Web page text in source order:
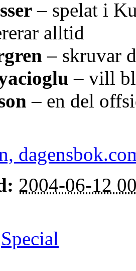
– spelat i
alltid
– skruvar
– vill
– en del
2004-06-12
Special